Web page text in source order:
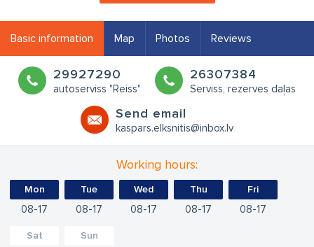
Basic information Map Photos Reviews
29927290
autoserviss "Reiss"
26307384
Serviss, rezerves daļas
Send email
kaspars.elksnitis@inbox.lv
Working hours:
Mon
08 17
Tue
08 17
Wed
08 17
Thu
08 17
Fri
08 17
Sat Sun